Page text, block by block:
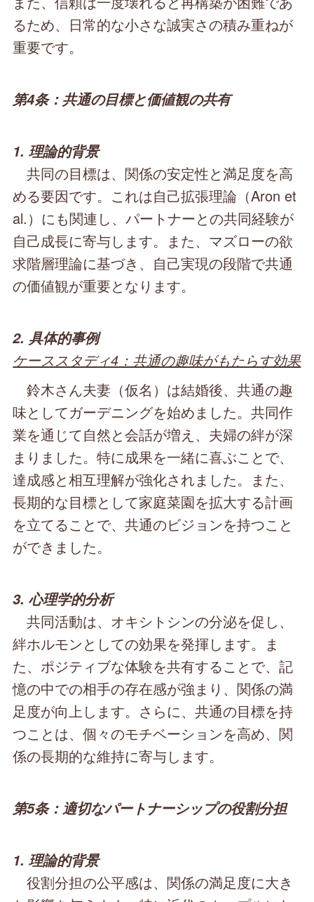
るため、日常的な小さな誠実さの積み重ねが
重要です。
第4条：共通の目標と価値観の共有
1. 理論的背景
共同の目標は、関係の安定性と満足度を高
める要因です。これは自己拡張理論（Aron et
al.）にも関連し、パートナーとの共同経験が
自己成長に寄与します。また、マズローの欲
求階層理論に基づき、自己実現の段階で共通
の価値観が重要となります。
2. 具体的事例
ケーススタディ4：共通の趣味がもたらす効果
鈴木さん夫妻（仮名）は結婚後、共通の趣
味としてガーデニングを始めました。共同作
業を通じて自然と会話が増え、夫婦の絆が深
まりました。特に成果を一緒に喜ぶことで、
達成感と相互理解が強化されました。また、
長期的な目標として家庭菜園を拡大する計画
を立てることで、共通のビジョンを持つこと
ができました。
3. 心理学的分析
共同活動は、オキシトシンの分泌を促し、
絆ホルモンとしての効果を発揮します。ま
た、ポジティブな体験を共有することで、記
憶の中での相手の存在感が強まり、関係の満
足度が向上します。さらに、共通の目標を持
つことは、個々のモチベーションを高め、関
係の長期的な維持に寄与します。
第5条：適切なパートナーシップの役割分担
1. 理論的背景
役割分担の公平感は、関係の満足度に大き